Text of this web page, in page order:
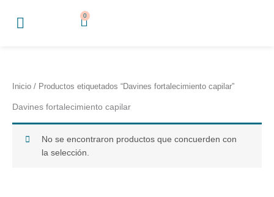
0
Cart
Inicio / Productos etiquetados “Davines fortalecimiento capilar”
Davines fortalecimiento capilar
No se encontraron productos que concuerden con
la selección.